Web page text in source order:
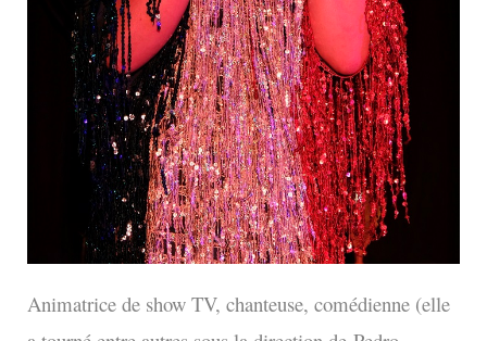
Animatrice de show TV, chanteuse, comédienne (elle